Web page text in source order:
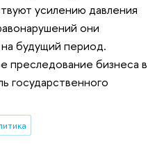
усилению давления
они
будущий период.
преследование бизнеса в
государственного